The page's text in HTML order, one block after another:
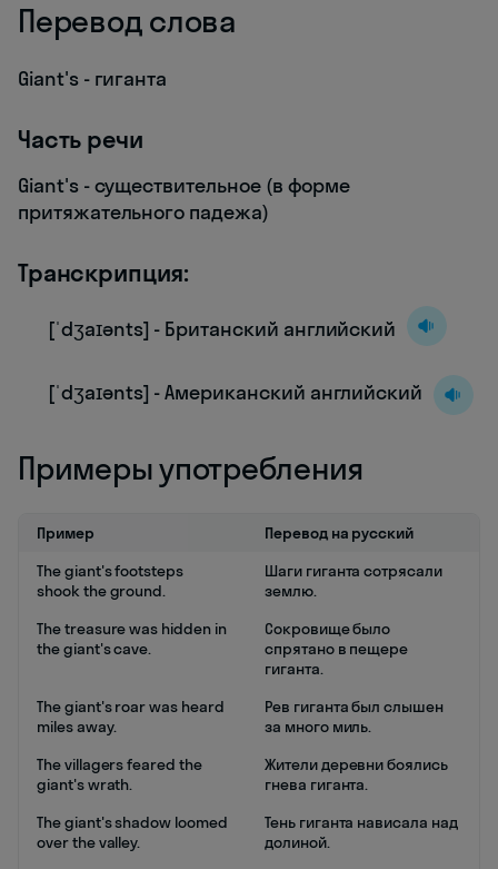
Перевод слова
Giant's - гиганта
Часть речи
Giant's - существительное (в форме
притяжательного падежа)
Транскрипция:
[ˈdʒaɪənts] - Британский английский
[ˈdʒaɪənts] - Американский английский
Примеры употребления
Пример
Перевод на русский
The giant's footsteps
shook the ground.
Шаги гиганта сотрясали
землю.
The treasure was hidden in
the giant's cave.
Сокровище было
спрятано в пещере
гиганта.
The giant's roar was heard
miles away.
Рев гиганта был слышен
за много миль.
The villagers feared the
giant's wrath.
Жители деревни боялись
гнева гиганта.
The giant's shadow loomed
over the valley.
Тень гиганта нависала над
долиной.